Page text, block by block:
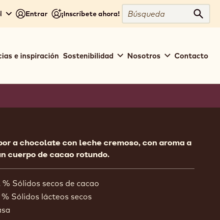
Entrar ¡Inscríbete ahora!
Búsqueda
e inspiración Sostenibilidad Nosotros Contacto
a chocolate con leche cremoso, con aroma a
cuerpo de cacao rotundo.
% Sólidos secos de cacao
Sólidos lácteos secos